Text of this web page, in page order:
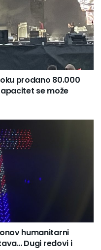
prodano 80.000
se može
humanitarni
Dugi redovi i